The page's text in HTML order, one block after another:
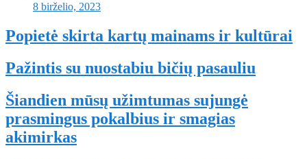
8 birželio, 2023
Popietė skirta kartų mainams ir kultūrai
Pažintis su nuostabiu bičių pasauliu
Šiandien mūsų užimtumas sujungė
prasmingus pokalbius ir smagias
akimirkas